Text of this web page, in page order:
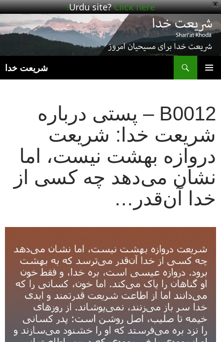
X
Urdu site?Click here!
شریعت خدا
B0012 – پستی درباره
شریعت خدا: شریعت
دروازه بهشت نیست، اما
نشان می‌دهد چه کسی از
خدا آن‌قدر…